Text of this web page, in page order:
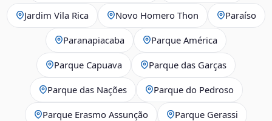
Jardim Vila Rica Novo Homero Thon Paraíso
Paranapiacaba Parque América
Parque Capuava Parque das Garças
Parque das Nações Parque do Pedroso
Parque Erasmo Assunção Parque Gerassi